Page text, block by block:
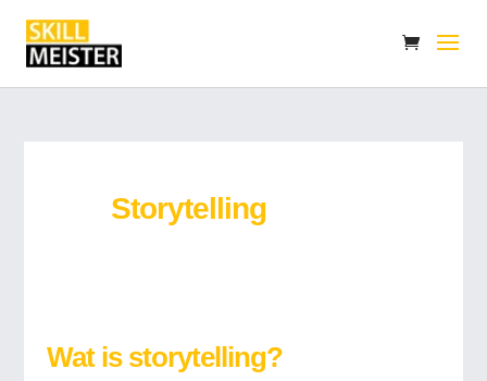
Storytelling
Wat is storytelling?